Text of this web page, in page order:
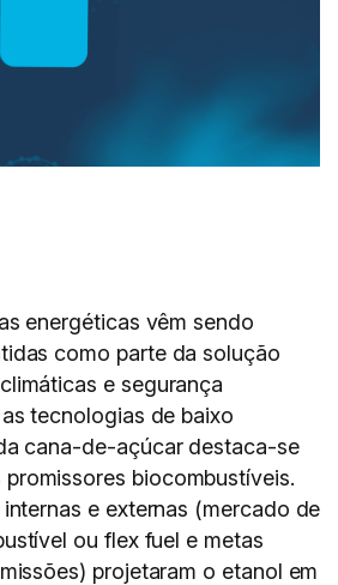
energéticas vêm sendo
como parte da solução
e segurança
tecnologias de baixo
cana-de-açúcar destaca-se
biocombustíveis.
e externas (mercado de
ou flex fuel e metas
projetaram o etanol em